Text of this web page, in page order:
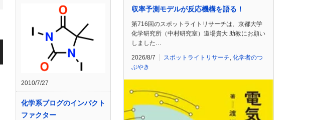
2010/7/27
化学系ブログのインパクト
ファクター
収率予測モデルが反応機構を語る！
第716回のスポットライトリサーチは、京都大学
化学研究所（中村研究室）道場貴大 助教にお願い
しました…
2026/8/7 スポットライトリサーチ 化学者のつ
ぶやき